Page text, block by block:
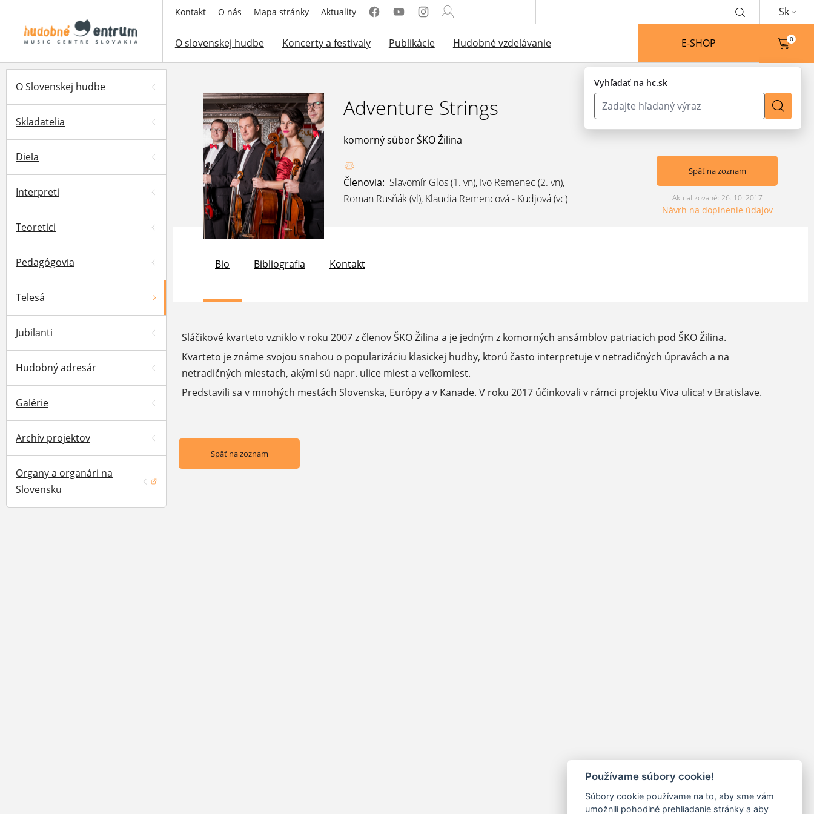
Kontakt O nás Mapa stránky Aktuality
Vyhľadať na hc.sk
Sk
O slovenskej hudbe Koncerty a festivaly Publikácie Hudobné vzdelávanie E-SHOP 0
O Slovenskej hudbe
Skladatelia
Diela
Interpreti
Teoretici
Pedagógovia
Telesá
Jubilanti
Hudobný adresár
Galérie
Archív projektov
Organy a organári na
Slovensku
(otvorí sa v novom okne)
Adventure Strings
komorný súbor ŠKO Žilina
Členovia: Slavomír Glos (1. vn), Ivo Remenec (2. vn),
Roman Rusňák (vl), Klaudia Remencová - Kudjová (vc)
Späť na zoznam
Aktualizované: 26. 10. 2017
Návrh na doplnenie údajov
Bio Bibliografia Kontakt
Sláčikové kvarteto vzniklo v roku 2007 z členov ŠKO Žilina a je jedným z komorných ansámblov patriacich pod ŠKO Žilina.
Kvarteto je známe svojou snahou o popularizáciu klasickej hudby, ktorú často interpretuje v netradičných úpravách a na
netradičných miestach, akými sú napr. ulice miest a veľkomiest.
Predstavili sa v mnohých mestách Slovenska, Európy a v Kanade. V roku 2017 účinkovali v rámci projektu Viva ulica! v Bratislave.
Späť na zoznam
Používame súbory cookie!
Súbory cookie používame na to, aby sme vám
umožnili pohodlné prehliadanie stránky a aby